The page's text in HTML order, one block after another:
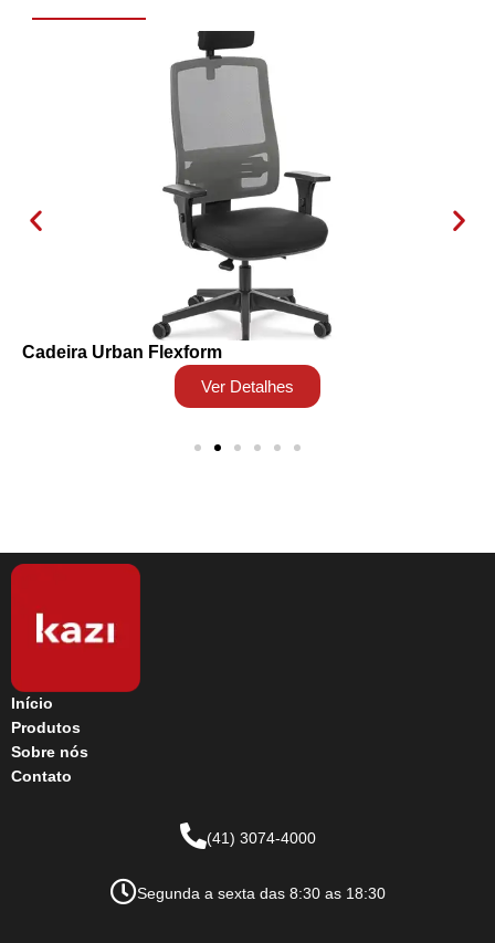
Cadeira Urban Flexform
Ver Detalhes
Início
Produtos
Sobre nós
Contato
(41) 3074-4000
Segunda a sexta das 8:30 as 18:30